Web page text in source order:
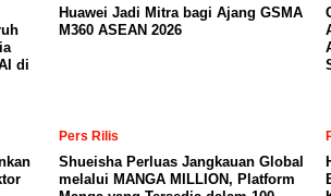
di
Huawei Jadi Mitra bagi Ajang GSMA
M360 ASEAN 2026
Pers Rilis
Shueisha Perluas Jangkauan Global
melalui MANGA MILLION, Platform